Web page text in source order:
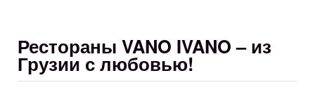
Рестораны VANO IVANO – из
Грузии с любовью!